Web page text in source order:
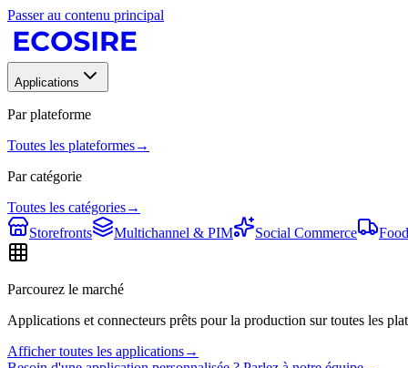
Passer au contenu principal
Applications
Par plateforme
Toutes les plateformes→
Par catégorie
Toutes les catégories→
Storefronts
Multichannel & PIM Social Commerce
Parcourez le marché
Applications et connecteurs prêts pour la production sur toutes les
Afficher toutes les applications→